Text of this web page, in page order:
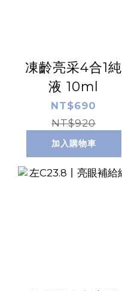
凍齡亮采4合1純
液 10ml
NT$690
NT$920
加入購物車